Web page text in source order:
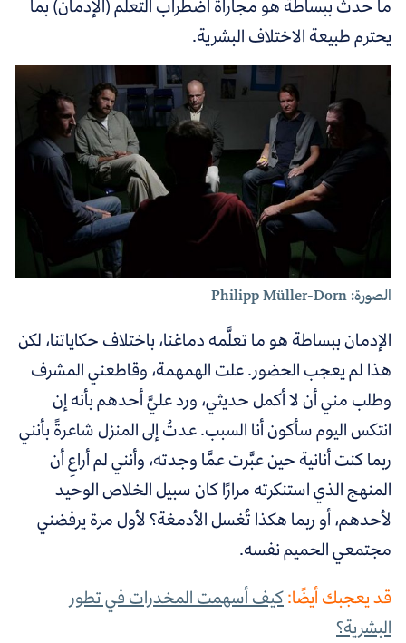
ما حدث ببساطة هو مجاراة اضطراب التعلُّم (الإدمان) بما
يحترم طبيعة الاختلاف البشرية.
الصورة: Philipp Müller-Dorn
الإدمان ببساطة هو ما تعلَّمه دماغنا، باختلاف حكاياتنا، لكن
هذا لم يعجب الحضور. علت الهمهمة، وقاطعني المشرف
وطلب مني أن لا أكمل حديثي، ورد عليَّ أحدهم بأنه إن
انتكس اليوم سأكون أنا السبب. عدتُ إلى المنزل شاعرةً بأنني
ربما كنت أنانية حين عبَّرت عمَّا وجدته، وأنني لم أراعِ أن
المنهج الذي استنكرته مرارًا كان سبيل الخلاص الوحيد
لأحدهم، أو ربما هكذا تُغسل الأدمغة؟ لأول مرة يرفضني
مجتمعي الحميم نفسه.
قد يعجبك أيضًا:كيف أسهمت المخدرات في تطور
البشرية؟